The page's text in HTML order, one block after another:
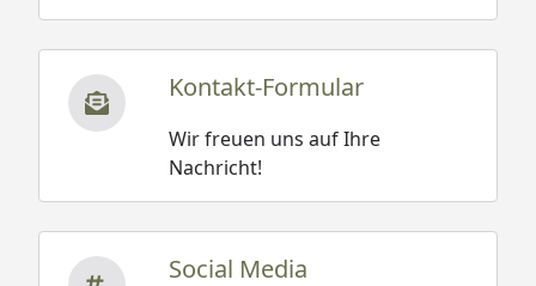
Kontakt-Formular
Wir freuen uns auf Ihre
Nachricht!
Social Media